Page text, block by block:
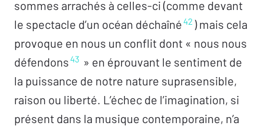
sommes arrachés à celles-ci (comme devant
le spectacle d’un océan déchaîné42 ) mais cela
provoque en nous un conflit dont « nous nous
défendons43 » en éprouvant le sentiment de
la puissance de notre nature suprasensible,
raison ou liberté. L’échec de l’imagination, si
présent dans la musique contemporaine, n’a